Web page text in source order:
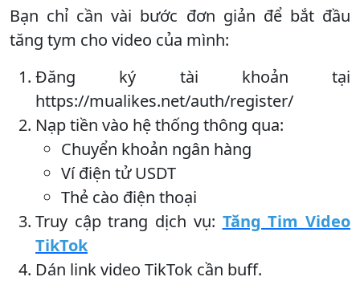
Bạn chỉ cần vài bước đơn giản để bắt đầu
tăng tym cho video của mình:
Đăng ký tài khoản tại
https://mualikes.net/auth/register/
Nạp tiền vào hệ thống thông qua:
Chuyển khoản ngân hàng
Ví điện tử USDT
Thẻ cào điện thoại
Truy cập trang dịch vụ: Tăng Tim Video
TikTok
Dán link video TikTok cần buff.